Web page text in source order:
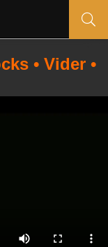
• Vider •